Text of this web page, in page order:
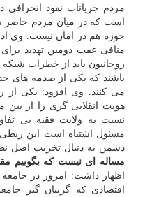
مردم جریانات نفوذ انحرافی
است كه در میان مردم حاضر
حوزه هم در امان نیست. وی
منافی عفت دومین تهدید
روحانیون باید از خطرات
باشند كه یكی از صدمه های
می كنند. وی افزود: یكی
هویت انقلابی گری را از بین
نسبت به ولایت فقیه بی
مسئول اشتباه است این ربطی
دشمن به دنبال تخریب اصل
مساله ای نیست كه بگوییم
اظهار داشت: امروز در
اقتصادی كه گریبان گیر